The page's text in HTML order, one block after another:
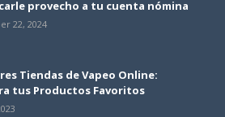
provecho a tu cuenta nómina
22, 2024
Tiendas de Vapeo Online:
tus Productos Favoritos